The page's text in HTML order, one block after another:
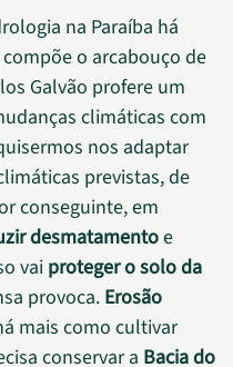
na Paraíba há
o arcabouço de
Galvão profere um
climáticas com
nos adaptar
previstas, de
conseguinte, em
desmatamentoe
vaiproteger o solo da
provoca.Erosão
mais como cultivar
conservar a Bacia do